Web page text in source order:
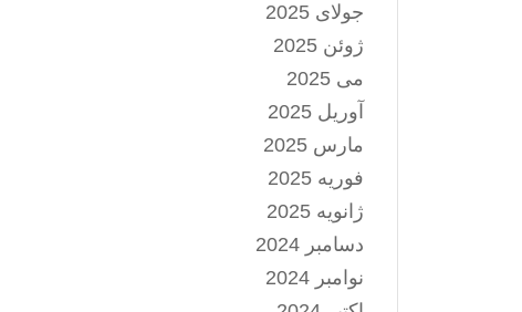
جولای 2025
ژوئن 2025
می 2025
آوریل 2025
مارس 2025
فوریه 2025
ژانویه 2025
دسامبر 2024
نوامبر 2024